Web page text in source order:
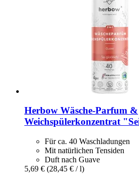
Herbow Wäsche-​Parfum &
Weichspülerkonzentrat
Für ca. 40 Waschladungen
Mit natürlichen Tensiden
Duft nach Guave
5,69 € (28,45 € / l)